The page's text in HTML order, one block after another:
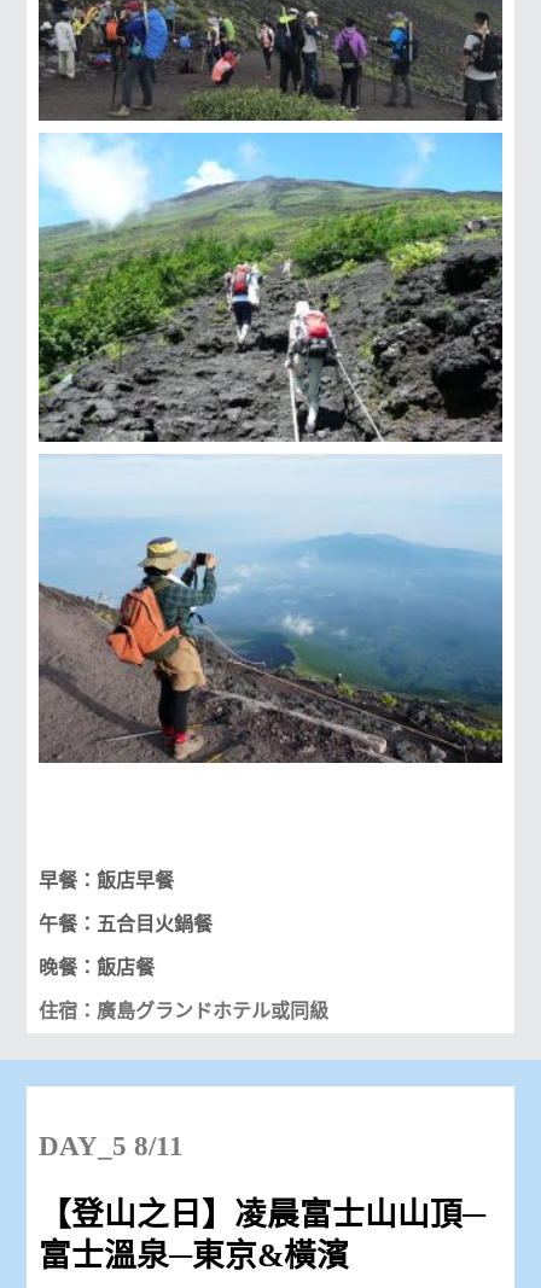
早餐：飯店早餐
午餐：五合目火鍋餐
晚餐：飯店餐
住宿：廣島グランドホテル或同級
DAY_5 8/11
【登山之日】 凌晨富士山山頂─
富士溫泉─東京&橫濱